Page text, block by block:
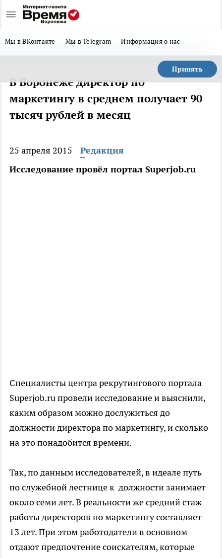
Мы в ВКонтакте Мы в Telegram Информация о нас
Принять
В Воронеже директор по
маркетингу в среднем получает 90
тысяч рублей в месяц
25 апреля 2015
Редакция
Исследование провёл портал Superjob.ru
Специалисты центра рекрутингового портала
Superjob.ru провели исследование и выяснили,
каким образом можно дослужиться до
должности директора по маркетингу, и сколько
на это понадобится времени.
Так, по данным исследователей, в идеале путь
по служебной лестнице к должности занимает
около семи лет. В реальности же средний стаж
работы директоров по маркетингу составляет
13 лет. При этом работодатели в основном
отдают предпочтение соискателям, которые